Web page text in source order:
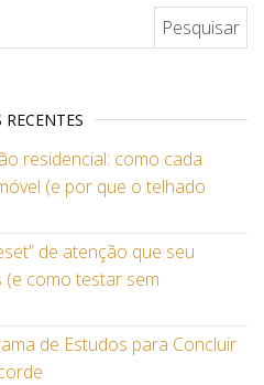
RECENTES
residencial: como cada
(e por que o telhado
de atenção que seu
como testar sem
de Estudos para Concluir